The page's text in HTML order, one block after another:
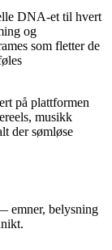
DNA-et til hvert
og
som fletter de
på plattformen
musikk
der sømløse
emner, belysning